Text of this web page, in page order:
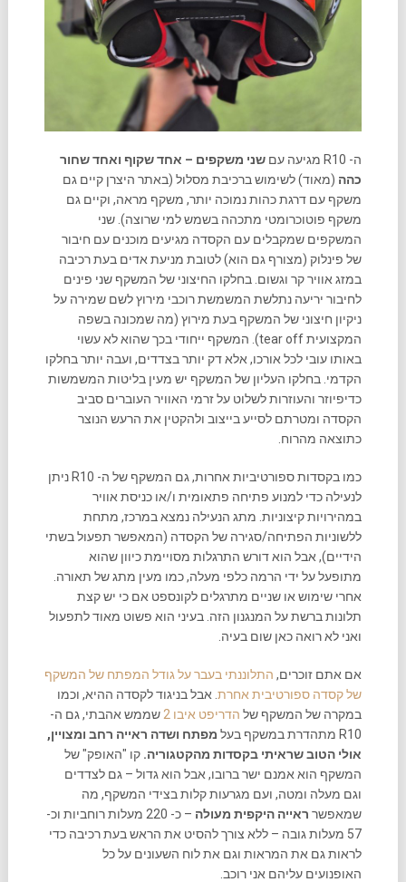
ה- R10 מגיעה עם
שני משקפים – אחד שקוף ואחד שחור
כהה (מאוד) לשימוש ברכיבת מסלול (באתר היצרן קיים גם
משקף עם דרגת כהות נמוכה יותר, משקף מראה, וקיים גם
משקף פוטוכרומטי מתכהה בשמש למי שרוצה). שני
המשקפים שמקבלים עם הקסדה מגיעים מוכנים עם חיבור
של פינלוק (מצורף גם הוא) לטובת מניעת אדים בעת רכיבה
במזג אוויר קר וגשום. בחלקו החיצוני של המשקף שני פינים
לחיבור יריעה נתלשת המשמשת רוכבי מירוץ לשם שמירה על
ניקיון חיצוני של המשקף בעת מירוץ (מה שמכונה בשפה
המקצועית tear off). המשקף ייחודי בכך שהוא לא עשוי
באותו עובי לכל אורכו, אלא דק יותר בצדדים, ועבה יותר בחלקו
הקדמי. בחלקו העליון של המשקף יש מעין בליטות המשמשות
כדיפיוזר והעוזרות לשלוט על זרמי האוויר העוברים סביב
הקסדה ומטרתם לסייע בייצוב ולהקטין את הרעש הנוצר
כתוצאה מהרוח.
כמו בקסדות ספורטיביות אחרות, גם המשקף של ה- R10 ניתן
לנעילה כדי למנוע פתיחה פתאומית ו/או כניסת אוויר
במהירויות קיצוניות. מתג הנעילה נמצא במרכז, מתחת
ללשוניות הפתיחה/סגירה של הקסדה (המאפשר תפעול בשתי
הידיים), אבל הוא דורש התרגלות מסויימת כיוון שהוא
מתופעל על ידי הרמה כלפי מעלה, כמו מעין מתג של תאורה.
אחרי שימוש או שניים מתרגלים לקונספט אם כי יש קצת
תלונות ברשת על המנגנון הזה. בעיני הוא פשוט מאוד לתפעול
ואני לא רואה כאן שום בעיה.
אם אתם זוכרים, התלוננתי בעבר על גודל המפתח של המשקף
של קסדה ספורטיבית אחרת. אבל בניגוד לקסדה ההיא, וכמו
במקרה של המשקף של הדריפט איבו 2
שממש אהבתי, גם ה-
R10 מתהדרת במשקף בעל
מפתח ושדה ראייה רחב ומצויין,
אולי הטוב שראיתי בקסדות מהקטגוריה. קו "האופק" של
המשקף הוא אמנם ישר ברובו, אבל הוא גדול – גם לצדדים
וגם מעלה ומטה, ועם מגרעות קלות בצידי המשקף, מה
שמאפשר ראייה היקפית מעולה
– כ- 220 מעלות רוחביות וכ-
57 מעלות גובה – ללא צורך להסיט את הראש בעת רכיבה כדי
לראות גם את המראות וגם את לוח השעונים על כל
האופנועים עליהם אני רוכב.